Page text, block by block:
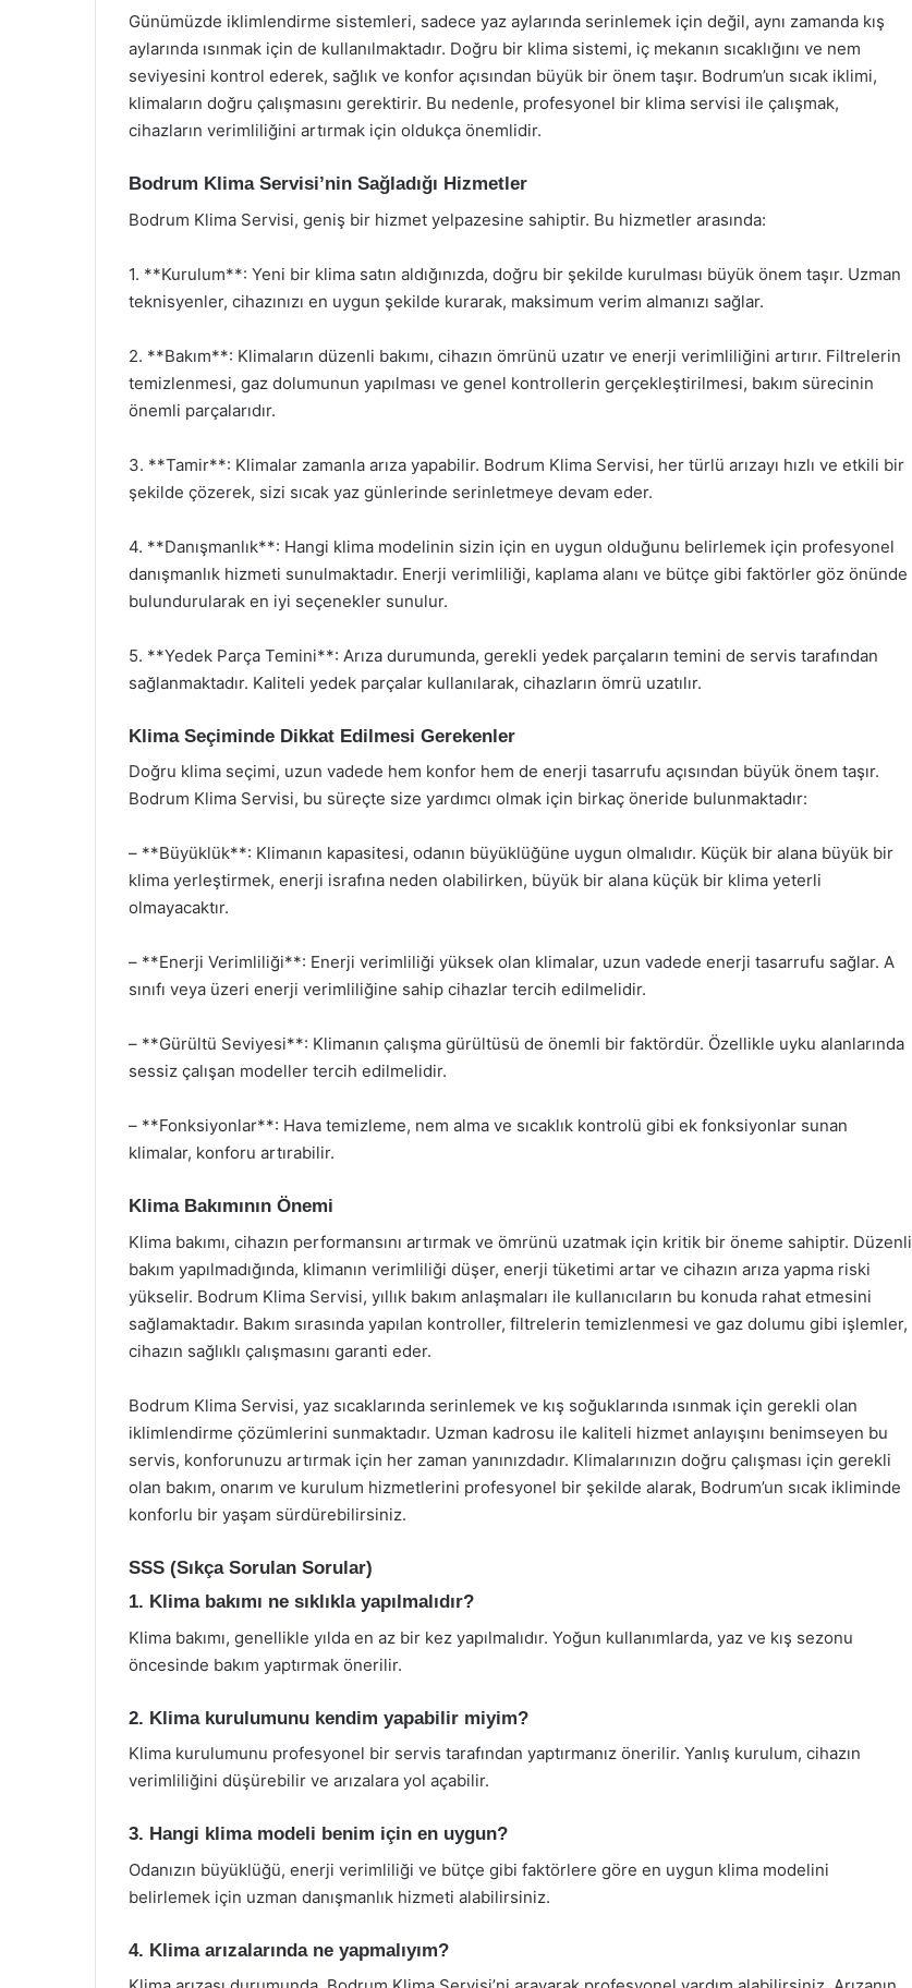
Günümüzde iklimlendirme sistemleri, sadece yaz aylarında serinlemek için değil, aynı zamanda kış
aylarında ısınmak için de kullanılmaktadır. Doğru bir klima sistemi, iç mekanın sıcaklığını ve nem
seviyesini kontrol ederek, sağlık ve konfor açısından büyük bir önem taşır. Bodrum’un sıcak iklimi,
klimaların doğru çalışmasını gerektirir. Bu nedenle, profesyonel bir klima servisi ile çalışmak,
cihazların verimliliğini artırmak için oldukça önemlidir.
Bodrum Klima Servisi’nin Sağladığı Hizmetler
Bodrum Klima Servisi, geniş bir hizmet yelpazesine sahiptir. Bu hizmetler arasında:
1. **Kurulum**: Yeni bir klima satın aldığınızda, doğru bir şekilde kurulması büyük önem taşır. Uzman
teknisyenler, cihazınızı en uygun şekilde kurarak, maksimum verim almanızı sağlar.
2. **Bakım**: Klimaların düzenli bakımı, cihazın ömrünü uzatır ve enerji verimliliğini artırır. Filtrelerin
temizlenmesi, gaz dolumunun yapılması ve genel kontrollerin gerçekleştirilmesi, bakım sürecinin
önemli parçalarıdır.
3. **Tamir**: Klimalar zamanla arıza yapabilir. Bodrum Klima Servisi, her türlü arızayı hızlı ve etkili bir
şekilde çözerek, sizi sıcak yaz günlerinde serinletmeye devam eder.
4. **Danışmanlık**: Hangi klima modelinin sizin için en uygun olduğunu belirlemek için profesyonel
danışmanlık hizmeti sunulmaktadır. Enerji verimliliği, kaplama alanı ve bütçe gibi faktörler göz önünde
bulundurularak en iyi seçenekler sunulur.
5. **Yedek Parça Temini**: Arıza durumunda, gerekli yedek parçaların temini de servis tarafından
sağlanmaktadır. Kaliteli yedek parçalar kullanılarak, cihazların ömrü uzatılır.
Klima Seçiminde Dikkat Edilmesi Gerekenler
Doğru klima seçimi, uzun vadede hem konfor hem de enerji tasarrufu açısından büyük önem taşır.
Bodrum Klima Servisi, bu süreçte size yardımcı olmak için birkaç öneride bulunmaktadır:
– **Büyüklük**: Klimanın kapasitesi, odanın büyüklüğüne uygun olmalıdır. Küçük bir alana büyük bir
klima yerleştirmek, enerji israfına neden olabilirken, büyük bir alana küçük bir klima yeterli
olmayacaktır.
– **Enerji Verimliliği**: Enerji verimliliği yüksek olan klimalar, uzun vadede enerji tasarrufu sağlar. A
sınıfı veya üzeri enerji verimliliğine sahip cihazlar tercih edilmelidir.
– **Gürültü Seviyesi**: Klimanın çalışma gürültüsü de önemli bir faktördür. Özellikle uyku alanlarında
sessiz çalışan modeller tercih edilmelidir.
– **Fonksiyonlar**: Hava temizleme, nem alma ve sıcaklık kontrolü gibi ek fonksiyonlar sunan
klimalar, konforu artırabilir.
Klima Bakımının Önemi
Klima bakımı, cihazın performansını artırmak ve ömrünü uzatmak için kritik bir öneme sahiptir. Düzenli
bakım yapılmadığında, klimanın verimliliği düşer, enerji tüketimi artar ve cihazın arıza yapma riski
yükselir. Bodrum Klima Servisi, yıllık bakım anlaşmaları ile kullanıcıların bu konuda rahat etmesini
sağlamaktadır. Bakım sırasında yapılan kontroller, filtrelerin temizlenmesi ve gaz dolumu gibi işlemler,
cihazın sağlıklı çalışmasını garanti eder.
Bodrum Klima Servisi, yaz sıcaklarında serinlemek ve kış soğuklarında ısınmak için gerekli olan
iklimlendirme çözümlerini sunmaktadır. Uzman kadrosu ile kaliteli hizmet anlayışını benimseyen bu
servis, konforunuzu artırmak için her zaman yanınızdadır. Klimalarınızın doğru çalışması için gerekli
olan bakım, onarım ve kurulum hizmetlerini profesyonel bir şekilde alarak, Bodrum’un sıcak ikliminde
konforlu bir yaşam sürdürebilirsiniz.
SSS (Sıkça Sorulan Sorular)
1. Klima bakımı ne sıklıkla yapılmalıdır?
Klima bakımı, genellikle yılda en az bir kez yapılmalıdır. Yoğun kullanımlarda, yaz ve kış sezonu
öncesinde bakım yaptırmak önerilir.
2. Klima kurulumunu kendim yapabilir miyim?
Klima kurulumunu profesyonel bir servis tarafından yaptırmanız önerilir. Yanlış kurulum, cihazın
verimliliğini düşürebilir ve arızalara yol açabilir.
3. Hangi klima modeli benim için en uygun?
Odanızın büyüklüğü, enerji verimliliği ve bütçe gibi faktörlere göre en uygun klima modelini
belirlemek için uzman danışmanlık hizmeti alabilirsiniz.
4. Klima arızalarında ne yapmalıyım?